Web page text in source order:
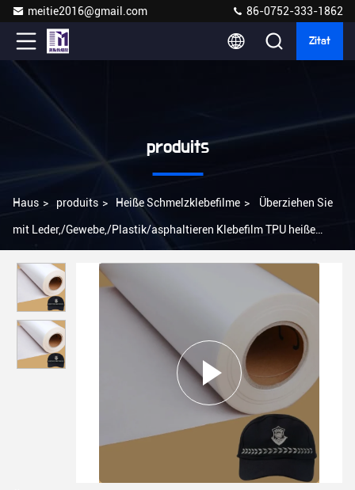
meitie2016@gmail.com 86-0752-333-1862
Zitat
produits
Haus > produits > Heiße Schmelzklebefilme > Überziehen Sie
mit Leder,/Gewebe,/Plastik/asphaltieren Klebefilm TPU heiße